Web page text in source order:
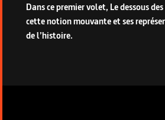
Dans ce premier volet, Le dessous
cette notion mouvante et ses
de l’histoire.